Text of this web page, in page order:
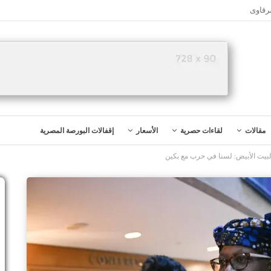
مقالات لقاءات حصرية الأسعار إقفالات البورصة المصرية
الأبيض: لسنا في حرب مع بكين